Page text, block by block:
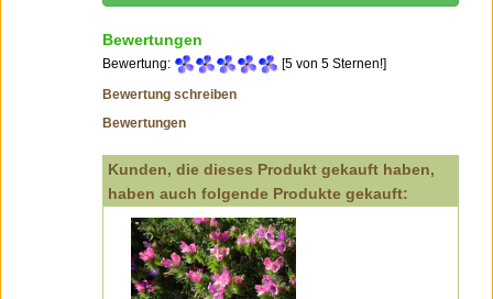
Bewertungen
Bewertung: [5 von 5 Sternen!]
Bewertung schreiben
Bewertungen
Kunden, die dieses Produkt gekauft haben,
haben auch folgende Produkte gekauft: